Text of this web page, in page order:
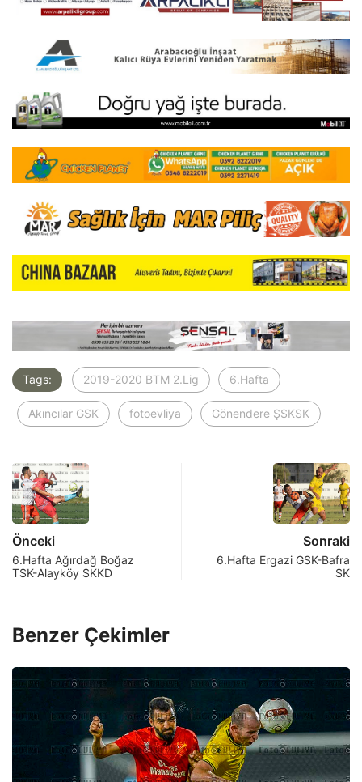
Tags: 2019-2020 BTM 2.Lig 6.Hafta
Akıncılar GSK fotoevliya Gönendere ŞSKSK
Önceki
6.Hafta Ağırdağ Boğaz
TSK-Alayköy SKKD
Sonraki
6.Hafta Ergazi GSK-Bafra
SK
Benzer Çekimler